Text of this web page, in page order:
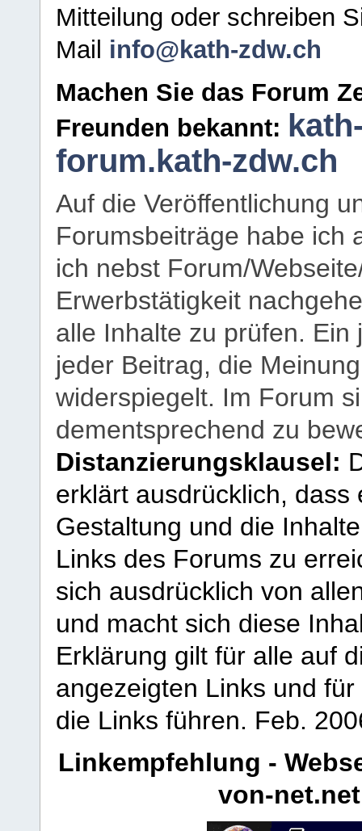
Mitteilung oder schreiben
Mail info@kath-zdw.ch
Machen Sie das Forum
Freunden bekannt:
forum.kath-zdw.ch
Auf die Veröffentlichung
Forumsbeiträge habe ich
ich nebst Forum/
Erwerbstätigkeit
alle Inhalte zu prüfen.
jeder Beitrag, die
widerspiegelt. Im Forum
dementsprechend zu
Distanzierungsklausel:
erklärt ausdrücklich,
Gestaltung und die
Links des Forums zu
sich ausdrücklich von
und macht sich diese
Erklärung gilt für alle auf
angezeigten Links und
die Links führen. Feb.
Linkempfehlung -
von-net.net